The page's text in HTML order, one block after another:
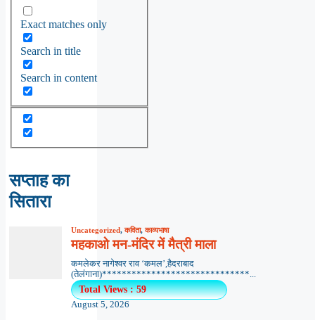
Exact matches only
Search in title
Search in content
सप्ताह का
सितारा
Uncategorized,कविता,काव्यभाषा
महकाओ मन-मंदिर में मैत्री माला
कमलेकर नागेश्वर राव ‘कमल’,हैदराबाद
(तेलंगाना)******************************...
Total Views : 59
August 5, 2026